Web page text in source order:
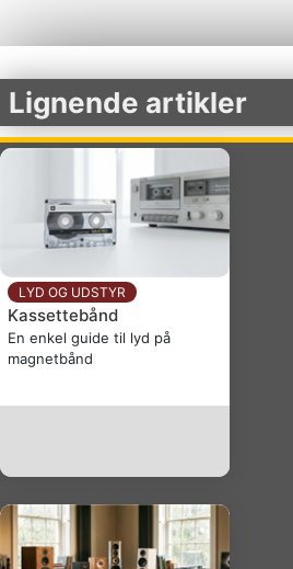
Lignende artikler
LYD OG UDSTYR
Kassettebånd
En enkel guide til lyd på
magnetbånd